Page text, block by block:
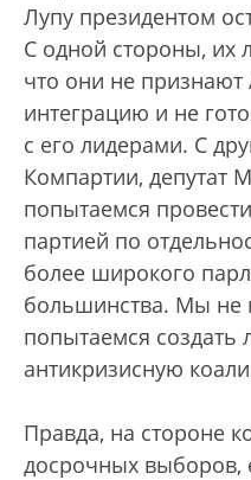
Лупу президентом
С одной стороны, их
что они не признают
интеграцию и не
с его лидерами. С
Компартии, депутат
попытаемся
партией по
более широкого
большинства. Мы не
попытаемся
антикризисную
Правда, на стороне
досрочных